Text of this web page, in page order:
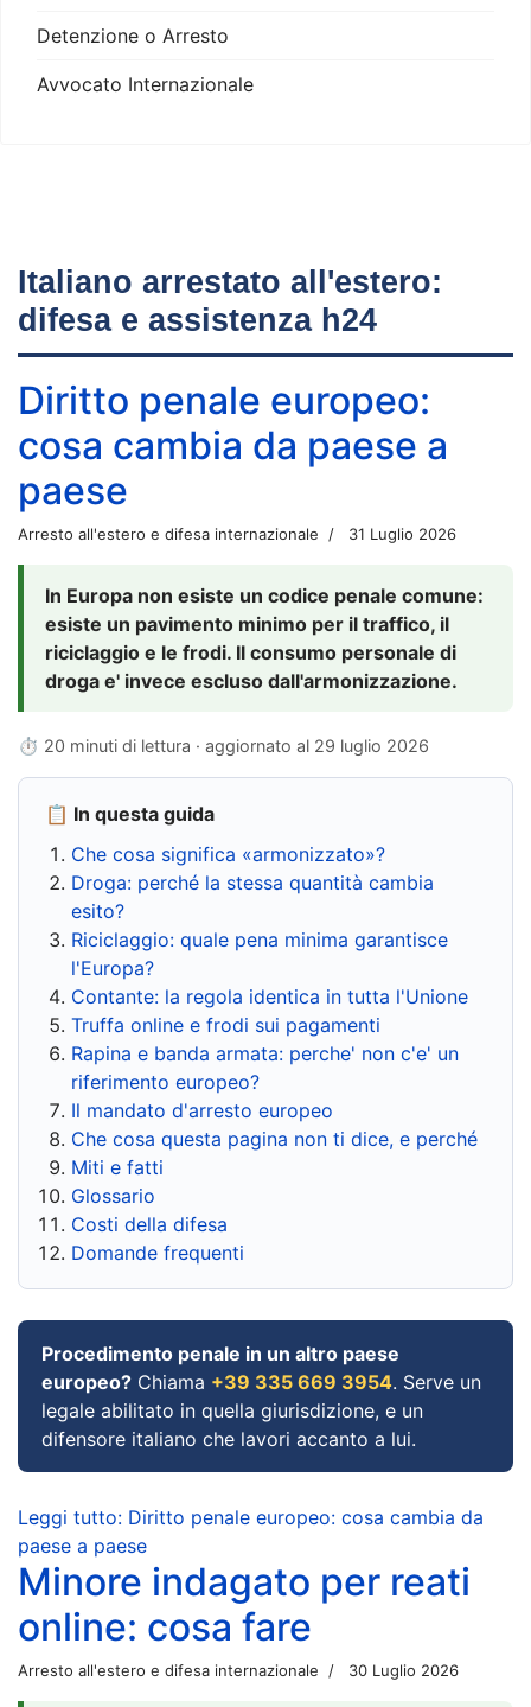
Detenzione o Arresto
Avvocato Internazionale
Italiano arrestato all'estero:
difesa e assistenza h24
Diritto penale europeo:
cosa cambia da paese a
paese
Arresto all'estero e difesa internazionale 31 Luglio 2026
In Europa non esiste un codice penale comune:
esiste un pavimento minimo per il traffico, il
riciclaggio e le frodi. Il consumo personale di
droga e' invece escluso dall'armonizzazione.
⏱ 20 minuti di lettura · aggiornato al 29 luglio 2026
📋 In questa guida
Che cosa significa «armonizzato»?
Droga: perché la stessa quantità cambia
esito?
Riciclaggio: quale pena minima garantisce
l'Europa?
Contante: la regola identica in tutta l'Unione
Truffa online e frodi sui pagamenti
Rapina e banda armata: perche' non c'e' un
riferimento europeo?
Il mandato d'arresto europeo
Che cosa questa pagina non ti dice, e perché
Miti e fatti
Glossario
Costi della difesa
Domande frequenti
Procedimento penale in un altro paese
europeo? Chiama +39 335 669 3954. Serve un
legale abilitato in quella giurisdizione, e un
difensore italiano che lavori accanto a lui.
Leggi tutto: Diritto penale europeo: cosa cambia da
paese a paese
Minore indagato per reati
online: cosa fare
Arresto all'estero e difesa internazionale 30 Luglio 2026